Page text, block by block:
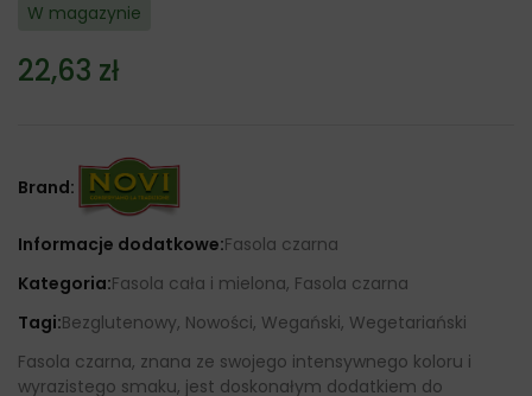
W magazynie
22,63 zł
Brand:
Informacje dodatkowe:Fasola czarna
Kategoria:Fasola cała i mielona, Fasola czarna
Tagi:Bezglutenowy, Nowości, Wegański, Wegetariański
Fasola czarna, znana ze swojego intensywnego koloru i
wyrazistego smaku, jest doskonałym dodatkiem do